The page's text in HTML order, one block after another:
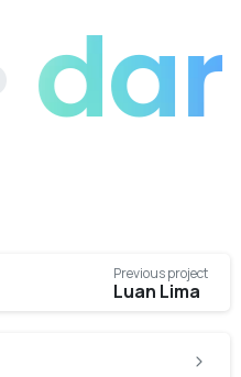
dar
Previous project
Luan Lima